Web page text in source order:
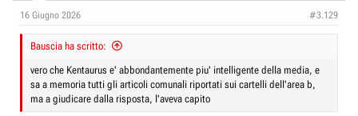
16 Giugno 2026 #3.129
Bauscia ha scritto:
vero che Kentaurus e' abbondantemente piu' intelligente della media, e
sa a memoria tutti gli articoli comunali riportati sui cartelli dell'area b,
ma a giudicare dalla risposta, l'aveva capito